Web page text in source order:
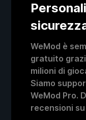
WeMod è
gratuito
milioni di
Siamo
WeMod Pro.
recensioni su